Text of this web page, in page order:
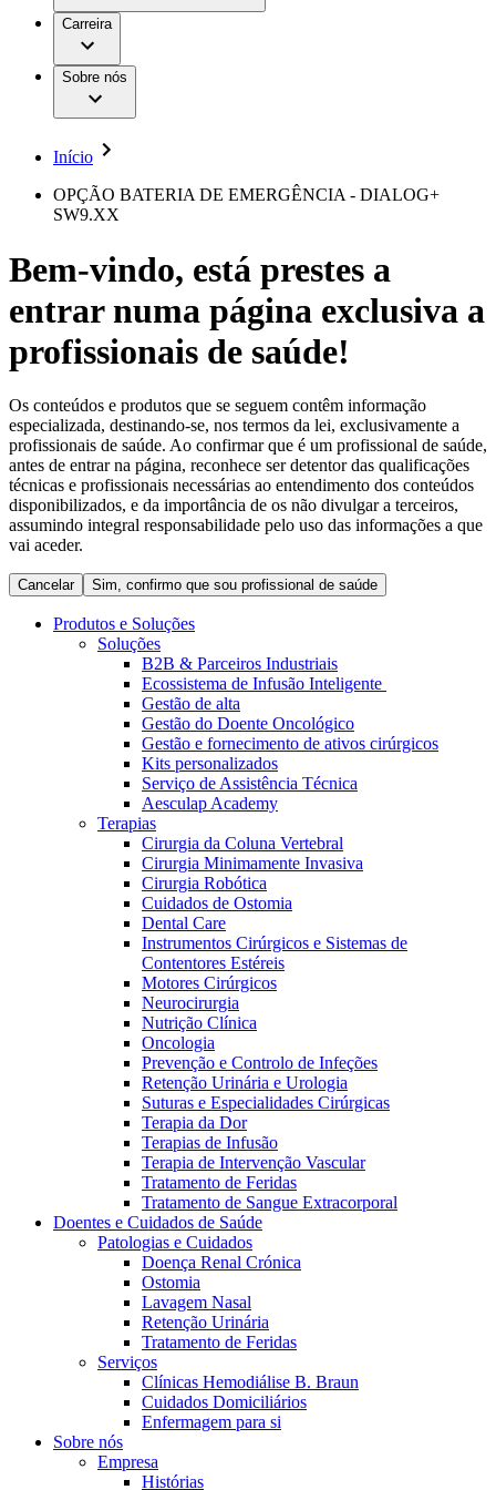
Aesculap Academy
Instrumentos Cirúrgicos e Sistemas de
Contentores Estéreis
Nutrição Clínica
Oncologia
Prevenção e Controlo de Infeções
Retenção Urinária e Urologia
Suturas e Especialidades Cirúrgicas
Terapia da Dor
Terapia de Intervenção Vascular
Tratamento de Feridas
Tratamento de Sangue Extracorporal
Soluções
Terapias
Catálogo de Produtos
Encontre o produto que procura. Visite o catálogo de produtos
da B. Braun com o nosso portfólio completo.
Patologias e Cuidados
Serviços
Cuidados Domiciliários
Coordenamos os seus cuidados médicos quando recebe alta
do hospital. Para mais informações, visite a nossa página de
cuidados domiciliários.
Trabalhar na B. Braun
Oportunidades de emprego
A nossa cultura
Vagas disponíveis
Descubra as tuas oportunidades de carreira na B. Braun.
Pesquise no nosso mercado de trabalho global por perfis de
trabalho interessantes.
Centro de Inovação
Responsabilidade
Acesso aos Cuidados de Saúde
Comunicados de Imprensa
Contactos
Formulário de Contacto
Localizações
Responsabilidade
Media
Contactos
Centro de Inovação
Vamos impulsionar juntos a inovação na tecnologia médica.
Saiba mais sobre o nosso centro de inovação e apresente a sua
Contactos
Em diálogo com a B. Braun. Entre em contacto connosco
Carreira
Sobre nós
Início
OPÇÃO BATERIA DE EMERGÊNCIA - DIALOG+
SW9.XX
Bem-vindo, está prestes a
entrar numa página exclusiva a
profissionais de saúde!
Os conteúdos e produtos que se seguem contêm informação
especializada, destinando-se, nos termos da lei, exclusivamente a
profissionais de saúde. Ao confirmar que é um profissional de saúde,
antes de entrar na página, reconhece ser detentor das qualificações
técnicas e profissionais necessárias ao entendimento dos conteúdos
disponibilizados, e da importância de os não divulgar a terceiros,
assumindo integral responsabilidade pelo uso das informações a que
vai aceder.
Cancelar Sim, confirmo que sou profissional de saúde
Produtos e Soluções
Soluções
B2B & Parceiros Industriais
Ecossistema de Infusão Inteligente
Gestão de alta
Gestão do Doente Oncológico
Gestão e fornecimento de ativos cirúrgicos
Kits personalizados
Serviço de Assistência Técnica
Aesculap Academy
Terapias
Cirurgia da Coluna Vertebral
Cirurgia Minimamente Invasiva
Cirurgia Robótica
Cuidados de Ostomia
Dental Care
Instrumentos Cirúrgicos e Sistemas de
Contentores Estéreis
Motores Cirúrgicos
Neurocirurgia
Nutrição Clínica
Oncologia
Prevenção e Controlo de Infeções
Retenção Urinária e Urologia
Suturas e Especialidades Cirúrgicas
Terapia da Dor
Terapias de Infusão
Terapia de Intervenção Vascular
Tratamento de Feridas
Tratamento de Sangue Extracorporal
Doentes e Cuidados de Saúde
Patologias e Cuidados
Doença Renal Crónica
Ostomia
Lavagem Nasal
Retenção Urinária
Tratamento de Feridas
Serviços
Clínicas Hemodiálise B. Braun
Cuidados Domiciliários
Enfermagem para si
Sobre nós
Empresa
Histórias